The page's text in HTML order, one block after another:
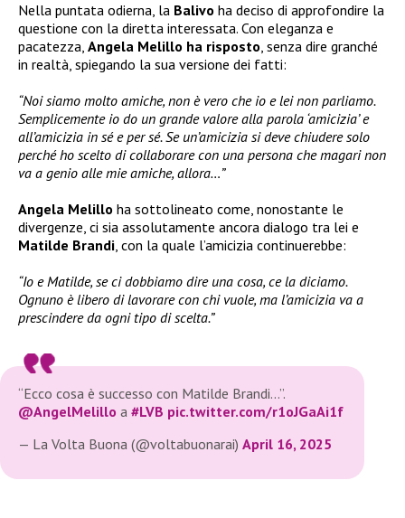
Nella puntata odierna, la Balivo ha deciso di approfondire la
questione con la diretta interessata. Con eleganza e
pacatezza, Angela Melillo ha risposto, senza dire granché
in realtà, spiegando la sua versione dei fatti:
“Noi siamo molto amiche, non è vero che io e lei non parliamo.
Semplicemente io do un grande valore alla parola ‘amicizia’ e
all’amicizia in sé e per sé. Se un’amicizia si deve chiudere solo
perché ho scelto di collaborare con una persona che magari non
va a genio alle mie amiche, allora…”
Angela Melillo ha sottolineato come, nonostante le
divergenze, ci sia assolutamente ancora dialogo tra lei e
Matilde Brandi, con la quale l’amicizia continuerebbe:
“Io e Matilde, se ci dobbiamo dire una cosa, ce la diciamo.
Ognuno è libero di lavorare con chi vuole, ma l’amicizia va a
prescindere da ogni tipo di scelta.”
“Ecco cosa è successo con Matilde Brandi…”.
@AngelMelillo a #LVB pic.twitter.com/r1oJGaAi1f
— La Volta Buona (@voltabuonarai) April 16, 2025